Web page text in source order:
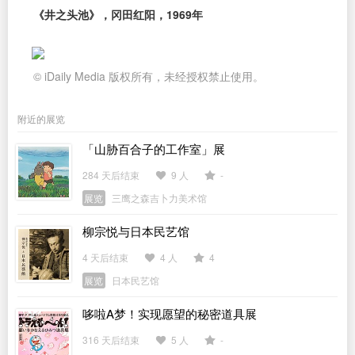
《井之头池》，冈田红阳，1969年
© iDaily Media 版权所有，未经授权禁止使用。
附近的展览
「山胁百合子的工作室」展
284 天后结束 9 人
-
展览
三鹰之森吉卜力美术馆
柳宗悦与日本民艺馆
4 天后结束 4 人
4
展览
日本民艺馆
哆啦A梦！实现愿望的秘密道具展
316 天后结束 5 人 -